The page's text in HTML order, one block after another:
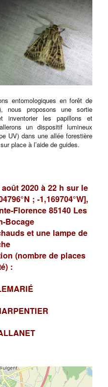
entomologiques en forêt de
nous proposons une sortie
inventorier les papillons et
un dispositif lumineux
UV) dans une allée forestière
place à l’aide de guides.
2020 à 22 h sur le
; -1,169704°W],
Florence 85140 Les
Bocage
et une lampe de
(nombre de places
: